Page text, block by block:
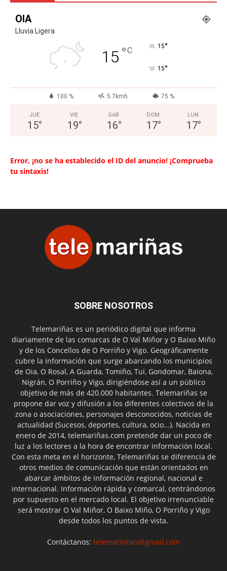
OIA
Lluvia Ligera
15 °C 15°
15°
100 % 5.7kmh 75 %
JUE
15°
VIE
19°
SAB
16°
DOM
17°
LUN
17°
Error, ¡no se ha establecido el ID del anuncio! ¡Comprueba
tu sintaxis!
SOBRE NOSOTROS
Telemariñas es un periódico digital que informa
diariamente de las comarcas de O Val Miñor y O Baixo Miño
y de los Concellos de O Porriño y Vigo. Geográficamente
cubre la información que surge abarcando los municipios
de Oia, O Rosal, A Guarda, Tomiño, Tui, Gondomar, Baiona,
Nigrán, O Porriño y Vigo, dirigiéndose así a un público
objetivo de más de 420.000 habitantes. Telemariñas se
propone dar voz y difusión a los diferentes colectivos de la
zona o asociaciones, personajes desconocidos, noticias de
actualidad (Sucesos, deportes, cultura, ocio...). Nacida en
enero de 2014, telemariñas.com pretende dar un poco de
luz a los lectores a la hora de encontrar información local.
Con esta meta en el horizonte, Telemariñas se diferencia de
otros medios de comunicación que están orientados en
abarcar ámbitos de información regional, nacional e
internacional. Información rápida y comarcal, centrándonos
por supuesto en el mercado local. El objetivo irrenunciable
será mostrar O Val Miñor, O Baixo Miño, O Porriño y Vigo
desde todos los puntos de vista.
Contáctanos: telemarinhas@gmail.com